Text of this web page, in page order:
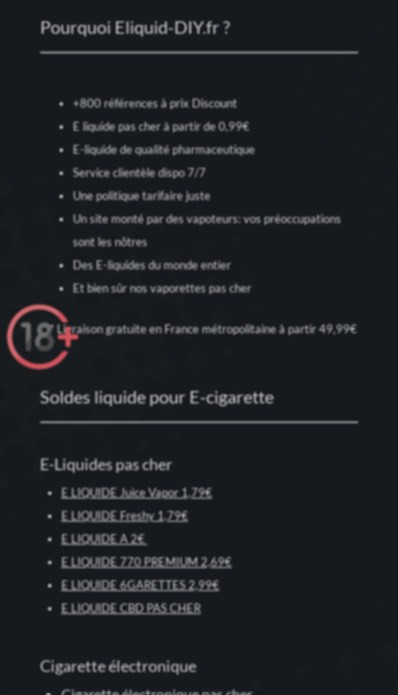
Pourquoi Eliquid-DIY.fr ?
+800 références à prix Discount
E liquide pas cher à partir de 0,99€
E-liquide de qualité pharmaceutique
Service clientèle dispo 7/7
Une politique tarifaire juste
Un site monté par des vapoteurs: vos préoccupations
sont les nôtres
Des E-liquides du monde entier
Et bien sûr nosvaporettes pas cher
* Livraison gratuite en France métropolitaine à partir 49,99€
Soldes liquide pour E-cigarette
E-Liquides pas cher
E LIQUIDE Juice Vapor 1,79€
E LIQUIDE Freshy 1,79€
E LIQUIDE A 2€
E LIQUIDE 770 PREMIUM 2,69€
E LIQUIDE 6GARETTES 2,99€
E LIQUIDE CBD PAS CHER
Cigarette électronique